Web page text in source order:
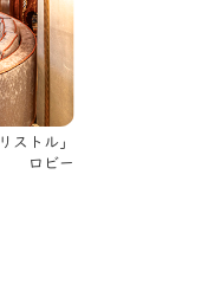
ストル」
ロビー